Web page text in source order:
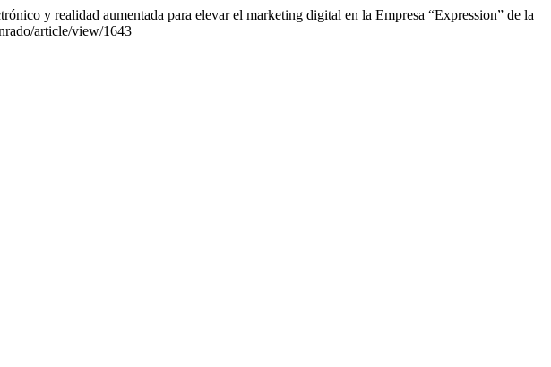
y realidad aumentada para elevar el marketing digital en la Empresa “Expression” de la
article/view/1643